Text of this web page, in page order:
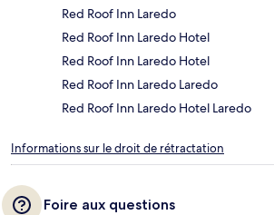
Red Roof Inn Laredo
Red Roof Inn Laredo Hotel
Red Roof Inn Laredo Hotel
Red Roof Inn Laredo Laredo
Red Roof Inn Laredo Hotel Laredo
Informations sur le droit de rétractation
Foire aux questions